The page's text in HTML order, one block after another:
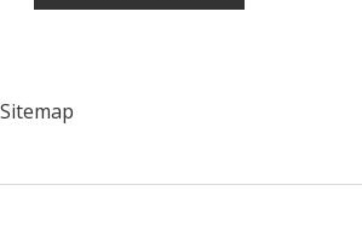
Sitemap